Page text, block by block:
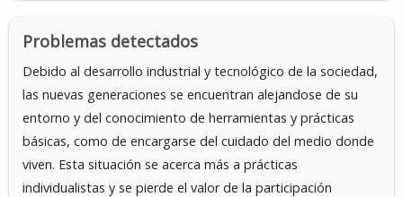
Problemas detectados
Debido al desarrollo industrial y tecnológico de la sociedad,
las nuevas generaciones se encuentran alejandose de su
entorno y del conocimiento de herramientas y prácticas
básicas, como de encargarse del cuidado del medio donde
viven. Esta situación se acerca más a prácticas
individualistas y se pierde el valor de la participación